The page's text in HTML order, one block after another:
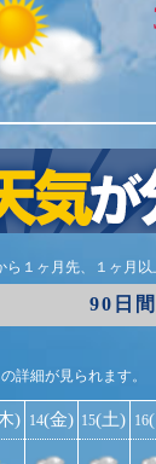
ら１ヶ月先、１ヶ月以
90日
詳細が見られます。
) 14(金) 15(土) 16